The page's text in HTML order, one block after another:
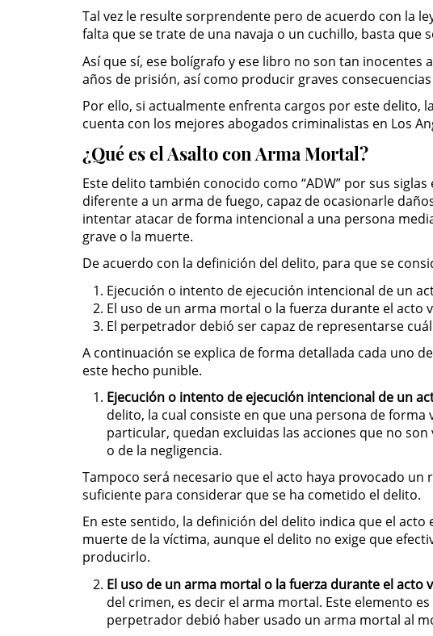
Tal vez le resulte sorprendente pero de acuerdo con la
falta que se trate de una navaja o un cuchillo, basta que
Así que sí, ese bolígrafo y ese libro no son tan
años de prisión, así como producir graves
Por ello, si actualmente enfrenta cargos por este delito,
cuenta con los mejores abogados criminalistas en Los
¿Qué es el Asalto con Arma Mortal?
Este delito también conocido como “ADW” por sus
diferente a un arma de fuego, capaz de ocasionarle
intentar atacar de forma intencional a una persona
grave o la muerte.
De acuerdo con la definición del delito, para que se
Ejecución o intento de ejecución intencional de un
El uso de un arma mortal o la fuerza durante el acto
El perpetrador debió ser capaz de representarse
A continuación se explica de forma detallada cada uno
este hecho punible.
Ejecución o intento de ejecución intencional de un
delito, la cual consiste en que una persona de
particular, quedan excluidas las acciones que no
o de la negligencia.
Tampoco será necesario que el acto haya provocado
suficiente para considerar que se ha cometido el delito.
En este sentido, la definición del delito indica que el
muerte de la víctima, aunque el delito no exige que
producirlo.
El uso de un arma mortal o la fuerza durante el acto
del crimen, es decir el arma mortal. Este elemento
perpetrador debió haber usado un arma mortal al